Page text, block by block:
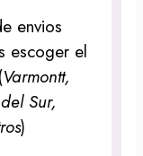
envios
escoger el
Varmontt,
Sur,
)